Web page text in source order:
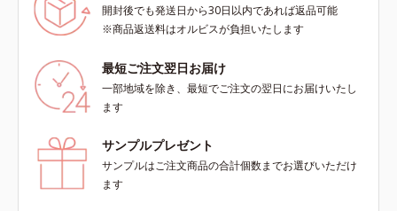
開封後でも発送日から30日以内であれば返品可能
※商品返送料はオルビスが負担いたします
最短ご注文翌日お届け
一部地域を除き、最短でご注文の翌日にお届けいたし
ます
サンプルプレゼント
サンプルはご注文商品の合計個数までお選びいただけ
ます